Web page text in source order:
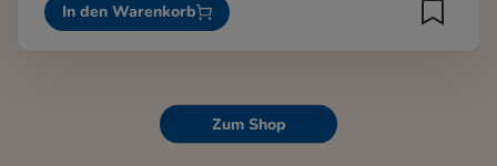
In den Warenkorb
Zum Shop